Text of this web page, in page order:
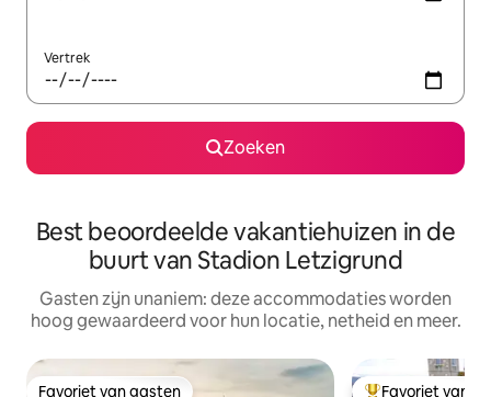
Vertrek
Zoeken
Best beoordeelde vakantiehuizen in de
buurt van Stadion Letzigrund
Gasten zijn unaniem: deze accommodaties worden
hoog gewaardeerd voor hun locatie, netheid en meer.
Favoriet van gasten Favoriet van